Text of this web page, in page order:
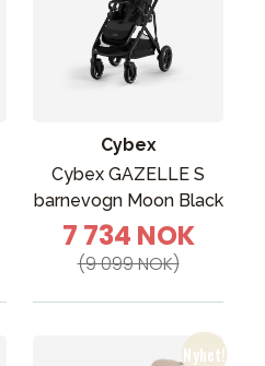
Cybex
Cybex GAZELLE S
barnevogn Moon Black
7 734 NOK
(9 099 NOK)